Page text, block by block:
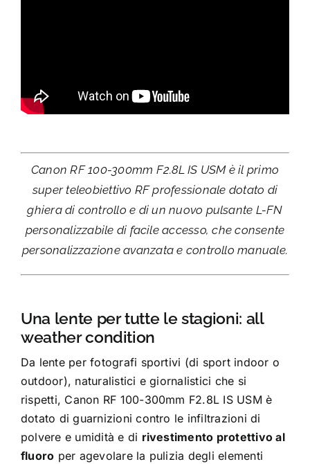
Canon RF 100-300mm F2.8L IS USM è il primo
super teleobiettivo RF professionale dotato di
ghiera di controllo e di un nuovo pulsante L-FN
personalizzabile di facile accesso, che consente
personalizzazione avanzata e controllo manuale.
Una lente per tutte le stagioni: all
weather condition
Da lente per fotografi sportivi (di sport indoor o
outdoor), naturalistici e giornalistici che si
rispetti, Canon RF 100-300mm F2.8L IS USM è
dotato di guarnizioni contro le infiltrazioni di
polvere e umidità e di rivestimento protettivo al
fluoro per agevolare la pulizia degli elementi